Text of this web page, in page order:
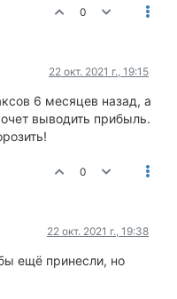
0
22 окт. 2021 г., 19:15
6 месяцев назад, а
выводить прибыль.
0
22 окт. 2021 г., 19:38
ещё принесли, но